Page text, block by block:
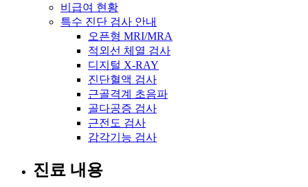
비급여 현황
특수 진단 검사 안내
오픈형 MRI/MRA
적외선 체열 검사
디지털 X-RAY
진단혈액 검사
근골격계 초음파
골다공증 검사
근전도 검사
감각기능 검사
진료 내용